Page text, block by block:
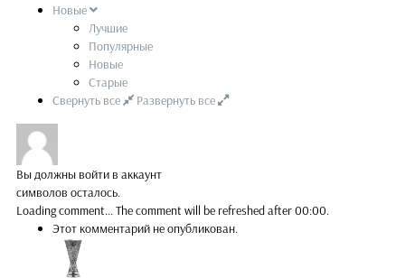
Новые
Лучшие
Популярные
Новые
Старые
Свернуть все
Развернуть все
Вы должны войти в аккаунт
символов осталось.
Loading comment...The comment will be refreshed after00:00.
Этот комментарий не опубликован.